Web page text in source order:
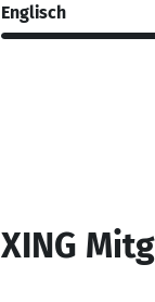
Englisch
XING